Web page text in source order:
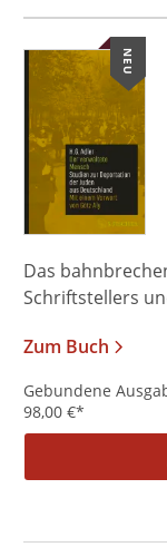
NEU
Das
Schriftstellers
Zum Buch
Gebundene
98,00 €*